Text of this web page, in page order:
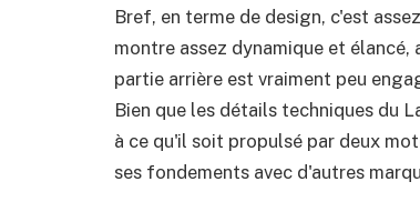
Bref, en terme de design, c'est
montre assez dynamique et
partie arrière est vraiment peu
Bien que les détails techniques du
à ce qu'il soit propulsé par deux
ses fondements avec d'autres